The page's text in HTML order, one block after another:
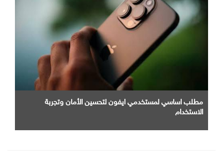
مطلب اساسي لمستخدمي ايفون لتحسين الأمان وتجربة
الاستخدام